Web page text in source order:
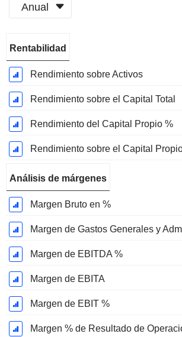
Anual
fiscal:
Diciembre
Rentabilidad
Rendimiento sobre Activos
Rendimiento sobre el Capital Total
Rendimiento del Capital Propio %
Rendimiento sobre el Capital
Análisis de márgenes
Margen Bruto en %
Margen de Gastos Generales y
Margen de EBITDA %
Margen de EBITA
Margen de EBIT %